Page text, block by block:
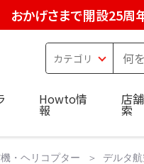
おかげさまで開設25周
Howto情
報
店
索
・ヘリコプター デルタ